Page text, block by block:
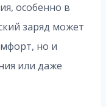
особенно в
заряд может
но и
или даже